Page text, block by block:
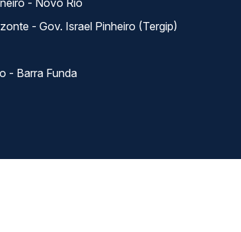
- Novo Rio
- Gov. Israel Pinheiro (Tergip)
- Barra Funda